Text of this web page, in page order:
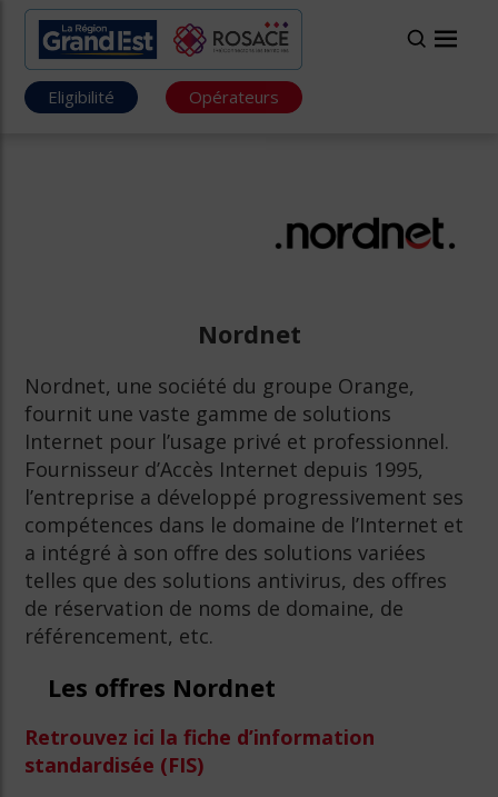
Eligibilité Opérateurs
Nordnet
Nordnet, une société du groupe Orange,
fournit une vaste gamme de solutions
Internet pour l’usage privé et professionnel.
Fournisseur d’Accès Internet depuis 1995,
l’entreprise a développé progressivement ses
compétences dans le domaine de l’Internet et
a intégré à son offre des solutions variées
telles que des solutions antivirus, des offres
de réservation de noms de domaine, de
référencement, etc.
Les offres Nordnet
Retrouvez ici la fiche d’information
standardisée (FIS)